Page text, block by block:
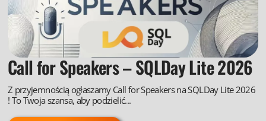
Call for Speakers – SQLDay Lite 2026
Z przyjemnością ogłaszamy Call for Speakers na SQLDay Lite 2026
! To Twoja szansa, aby podzielić...